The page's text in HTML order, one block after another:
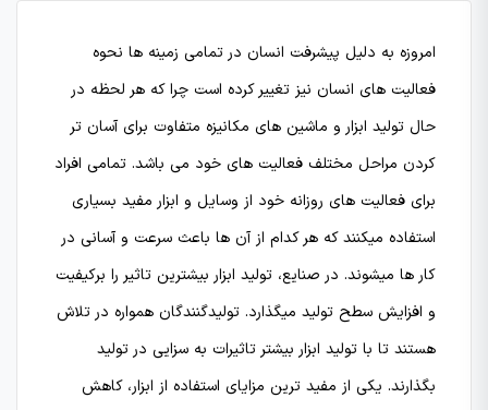
امروزه به دلیل پیشرفت انسان در تمامی زمینه ها نحوه
فعالیت های انسان نیز تغییر کرده است چرا که هر لحظه در
حال تولید ابزار و ماشین های مکانیزه متفاوت برای آسان تر
کردن مراحل مختلف فعالیت های خود می باشد. تمامی افراد
برای فعالیت های روزانه خود از وسایل و ابزار مفید بسیاری
استفاده میکنند که هر کدام از آن ها باعث سرعت و آسانی در
کار ها میشوند. در صنایع، تولید ابزار بیشترین تاثیر را برکیفیت
و افزایش سطح تولید میگذارد. تولیدگنندگان همواره در تلاش
هستند تا با تولید ابزار بیشتر تاثیرات به سزایی در تولید
بگذارند. یکی از مفید ترین مزایای استفاده از ابزار، کاهش